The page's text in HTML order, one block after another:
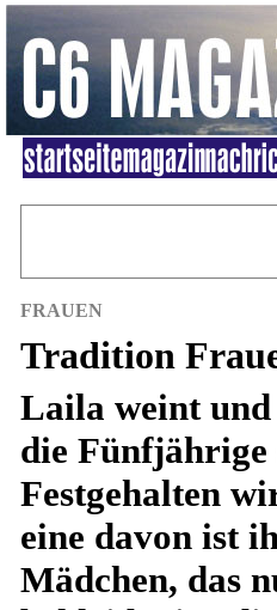
FRAUEN
Tradition
Laila weint und
die Fünfjährige
Festgehalten
eine davon ist
Mädchen, das